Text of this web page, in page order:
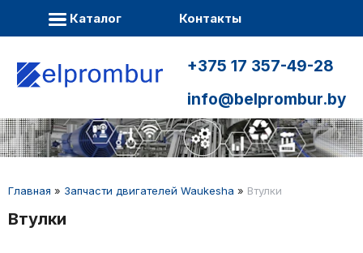
Каталог Контакты
+375 17 357-49-28
info@belprombur.by
Главная » Запчасти двигателей Waukesha » Втулки
Втулки